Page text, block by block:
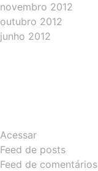
novembro 2012
outubro 2012
junho 2012
Acessar
Feed de posts
Feed de comentários